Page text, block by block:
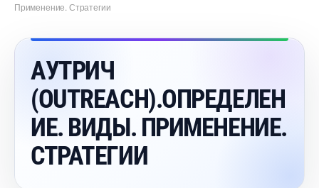
Применение. Стратегии
АУТРИЧ
(OUTREACH).ОПРЕДЕЛЕН
ИЕ. ВИДЫ. ПРИМЕНЕНИЕ.
СТРАТЕГИИ